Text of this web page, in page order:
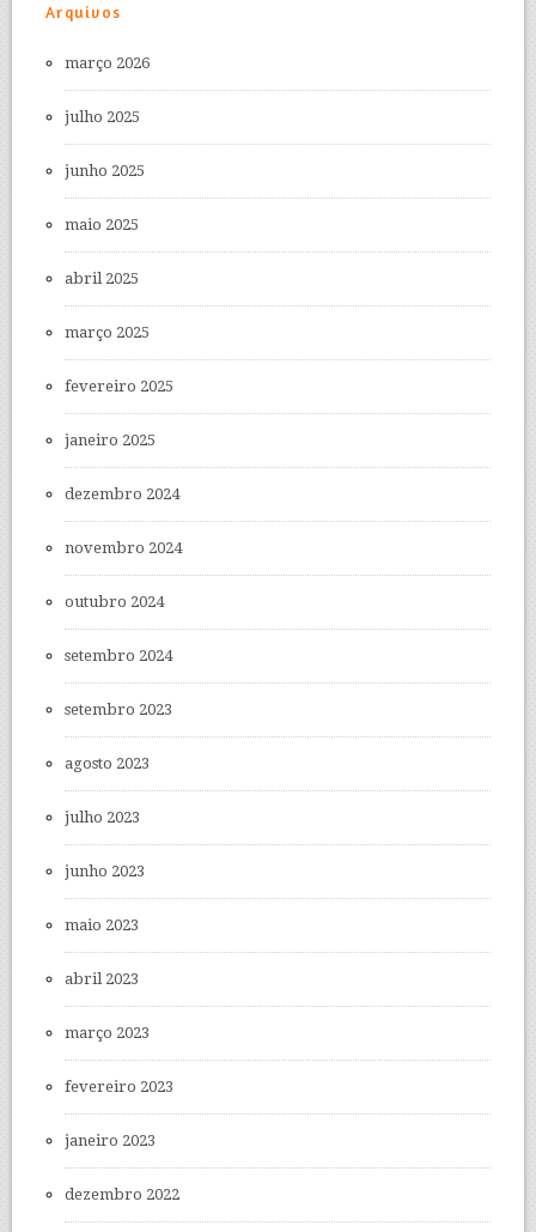
Arquivos
março 2026
julho 2025
junho 2025
maio 2025
abril 2025
março 2025
fevereiro 2025
janeiro 2025
dezembro 2024
novembro 2024
outubro 2024
setembro 2024
setembro 2023
agosto 2023
julho 2023
junho 2023
maio 2023
abril 2023
março 2023
fevereiro 2023
janeiro 2023
dezembro 2022